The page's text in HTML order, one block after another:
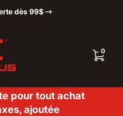
dès 99$
00
pour tout achat
ajoutée